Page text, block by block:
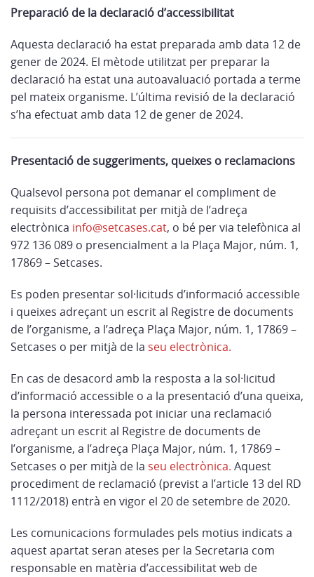
Preparació de la declaració d’accessibilitat
Aquesta declaració ha estat preparada amb data 12 de
gener de 2024. El mètode utilitzat per preparar la
declaració ha estat una autoavaluació portada a terme
pel mateix organisme. L’última revisió de la declaració
s’ha efectuat amb data 12 de gener de 2024.
Presentació de suggeriments, queixes o reclamacions
Qualsevol persona pot demanar el compliment de
requisits d’accessibilitat per mitjà de l’adreça
electrònica info@setcases.cat, o bé per via telefònica al
972 136 089 o presencialment a la Plaça Major, núm. 1,
17869 – Setcases.
Es poden presentar sol·licituds d’informació accessible
i queixes adreçant un escrit al Registre de documents
de l’organisme, a l’adreça Plaça Major, núm. 1, 17869 –
Setcases o per mitjà de la seu electrònica.
En cas de desacord amb la resposta a la sol·licitud
d’informació accessible o a la presentació d’una queixa,
la persona interessada pot iniciar una reclamació
adreçant un escrit al Registre de documents de
l’organisme, a l’adreça Plaça Major, núm. 1, 17869 –
Setcases o per mitjà de la seu electrònica. Aquest
procediment de reclamació (previst a l’article 13 del RD
1112/2018) entrà en vigor el 20 de setembre de 2020.
Les comunicacions formulades pels motius indicats a
aquest apartat seran ateses per la Secretaria com
responsable en matèria d’accessibilitat web de